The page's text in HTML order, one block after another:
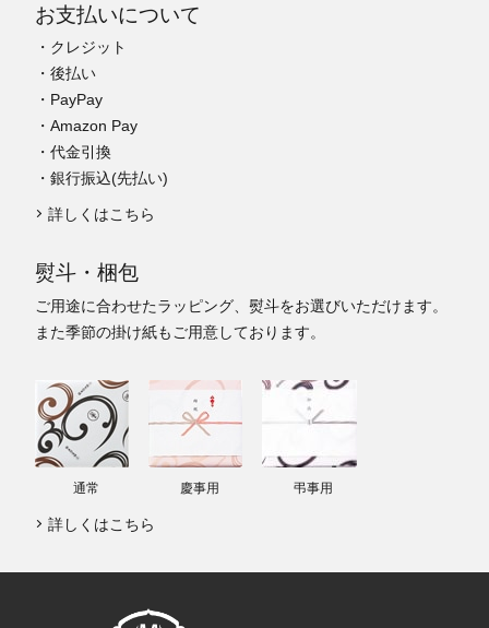
お支払いについて
・クレジット
・後払い
・PayPay
・Amazon Pay
・代金引換
・銀行振込(先払い)
詳しくはこちら
熨斗・梱包
ご用途に合わせたラッピング、熨斗をお選びいただけます。
また季節の掛け紙もご用意しております。
通常 慶事用 弔事用
詳しくはこちら